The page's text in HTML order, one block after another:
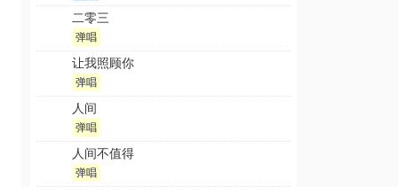
二零三
弹唱
让我照顾你
弹唱
人间
弹唱
人间不值得
弹唱